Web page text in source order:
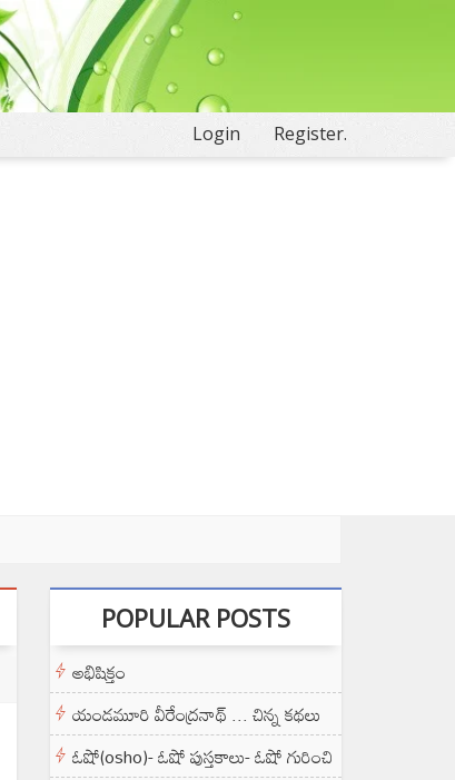
Login Register.
POPULAR POSTS
అభిషిక్తం
యండమూరి వీరేంద్రనాథ్ ... చిన్న కథలు
ఓషో(osho)- ఓషో పుస్తకాలు- ఓషో గురించి